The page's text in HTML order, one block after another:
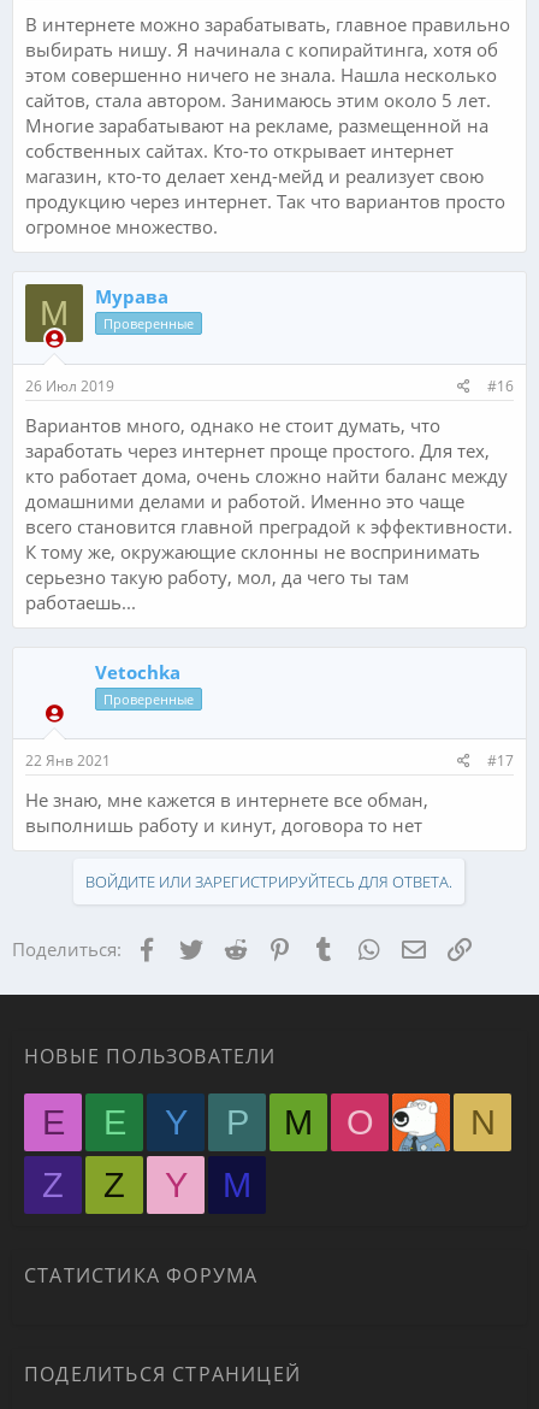
В интернете можно зарабатывать, главное правильно
выбирать нишу. Я начинала с копирайтинга, хотя об
этом совершенно ничего не знала. Нашла несколько
сайтов, стала автором. Занимаюсь этим около 5 лет.
Многие зарабатывают на рекламе, размещенной на
собственных сайтах. Кто-то открывает интернет
магазин, кто-то делает хенд-мейд и реализует свою
продукцию через интернет. Так что вариантов просто
огромное множество.
М Мурава
Проверенные
26 Июл 2019 #16
Вариантов много, однако не стоит думать, что
заработать через интернет проще простого. Для тех,
кто работает дома, очень сложно найти баланс между
домашними делами и работой. Именно это чаще
всего становится главной преградой к эффективности.
К тому же, окружающие склонны не воспринимать
серьезно такую работу, мол, да чего ты там
работаешь...
Vetochka
Проверенные
22 Янв 2021 #17
Не знаю, мне кажется в интернете все обман,
выполнишь работу и кинут, договора то нет
ВОЙДИТЕ ИЛИ ЗАРЕГИСТРИРУЙТЕСЬ ДЛЯ ОТВЕТА.
Поделиться: Facebook
TwitterReddit PinterestTumblr WhatsApp Ссылка
НОВЫЕ ПОЛЬЗОВАТЕЛИ
E E Y P M O
N
Z
Z Y М
СТАТИСТИКА ФОРУМА
ПОДЕЛИТЬСЯ СТРАНИЦЕЙ